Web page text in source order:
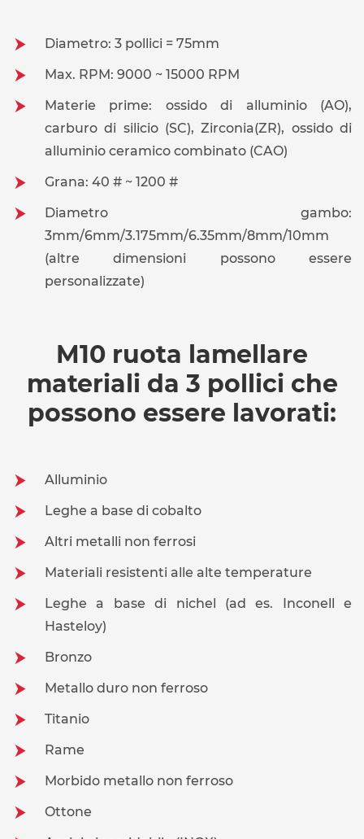
Diametro: 3 pollici = 75mm
Max. RPM: 9000 ~ 15000 RPM
Materie prime: ossido di alluminio (AO),
carburo di silicio (SC), Zirconia(ZR), ossido di
alluminio ceramico combinato (CAO)
Grana: 40 # ~ 1200 #
Diametro gambo:
3mm/6mm/3.175mm/6.35mm/8mm/10mm
(altre dimensioni possono essere
personalizzate)
M10 ruota lamellare
materiali da 3 pollici che
possono essere lavorati:
Alluminio
Leghe a base di cobalto
Altri metalli non ferrosi
Materiali resistenti alle alte temperature
Leghe a base di nichel (ad es. Inconell e
Hasteloy)
Bronzo
Metallo duro non ferroso
Titanio
Rame
Morbido metallo non ferroso
Ottone